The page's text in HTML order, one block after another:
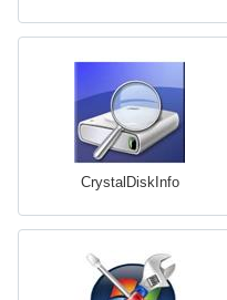
CrystalDiskInfo